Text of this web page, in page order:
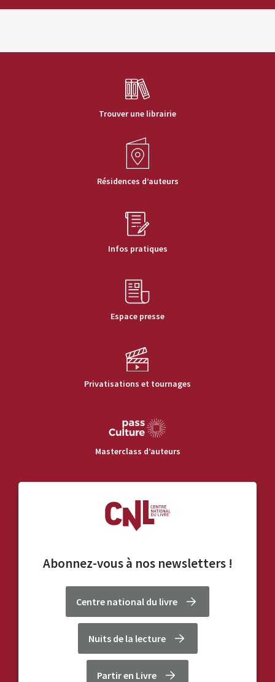
Trouver une librairie
Résidences d’auteurs
Infos pratiques
Espace presse
Privatisations et tournages
Masterclass d’auteurs
Abonnez-vous à nos newsletters!
Centre national du livre
Nuits de la lecture
Partir en Livre